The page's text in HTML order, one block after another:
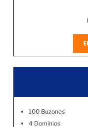
100 Buzones
4 Dominios